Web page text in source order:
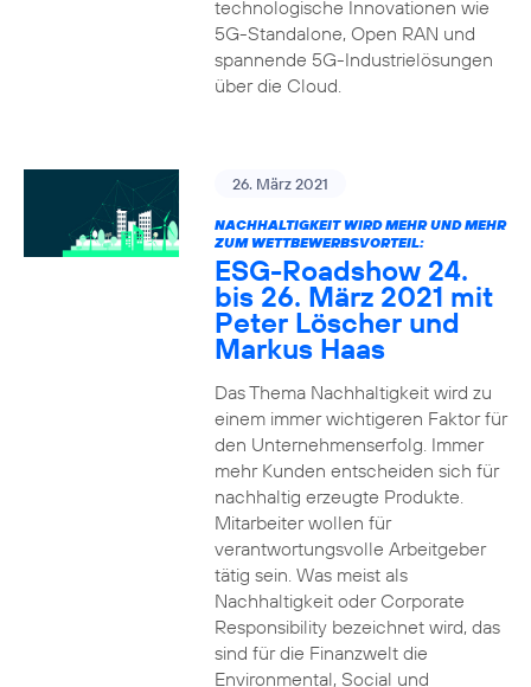
technologische Innovationen wie
5G-Standalone, Open RAN und
spannende 5G-Industrielösungen
über die Cloud.
26. März 2021
NACHHALTIGKEIT WIRD MEHR UND MEHR
ZUM WETTBEWERBSVORTEIL:
ESG-Roadshow 24.
bis 26. März 2021 mit
Peter Löscher und
Markus Haas
Das Thema Nachhaltigkeit wird zu
einem immer wichtigeren Faktor für
den Unternehmenserfolg. Immer
mehr Kunden entscheiden sich für
nachhaltig erzeugte Produkte.
Mitarbeiter wollen für
verantwortungsvolle Arbeitgeber
tätig sein. Was meist als
Nachhaltigkeit oder Corporate
Responsibility bezeichnet wird, das
sind für die Finanzwelt die
Environmental, Social und